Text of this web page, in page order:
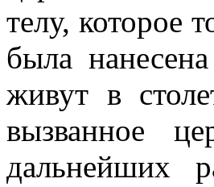
телу, которое
была
живут в
вызванное
дальнейших